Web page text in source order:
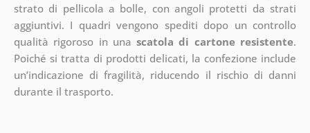
strato di pellicola a bolle, con angoli protetti da strati
aggiuntivi. I quadri vengono spediti dopo un controllo
qualità rigoroso in unascatola di cartone resistente.
Poiché si tratta di prodotti delicati, la confezione include
un’indicazione di fragilità, riducendo il rischio di danni
durante il trasporto.